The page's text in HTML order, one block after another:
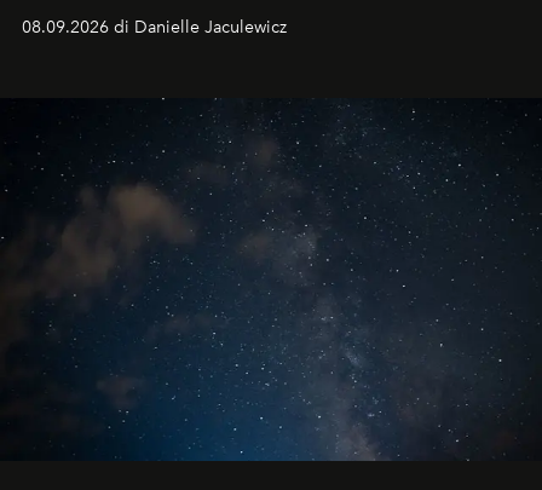
08.09.2026 di Danielle Jaculewicz